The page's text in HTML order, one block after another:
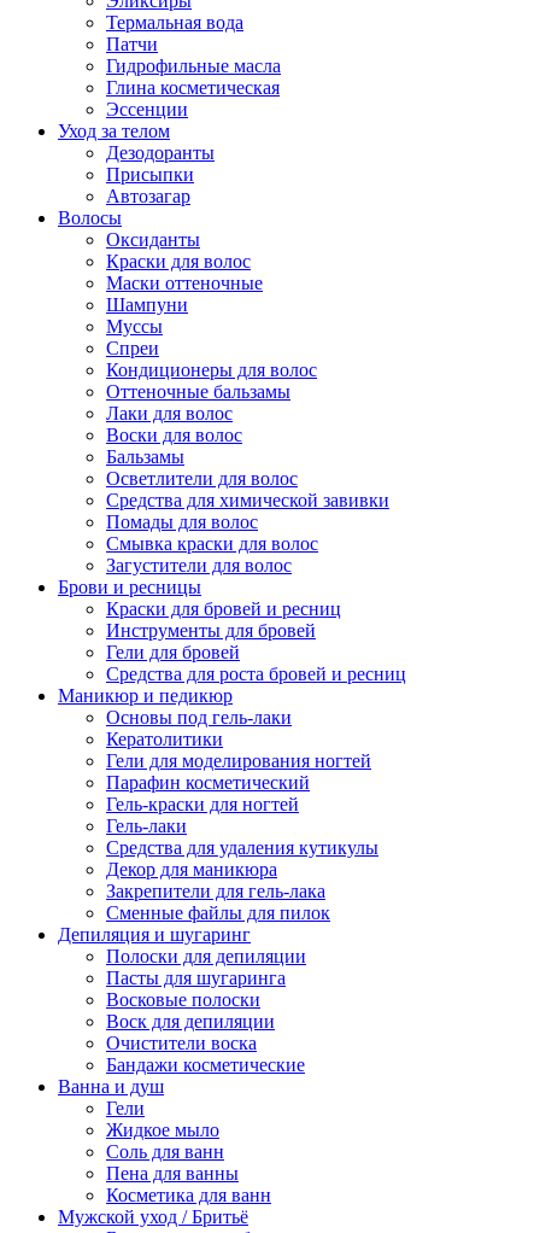
Термальная вода
Патчи
Гидрофильные масла
Глина косметическая
Эссенции
Уход за телом
Дезодоранты
Присыпки
Автозагар
Волосы
Оксиданты
Краски для волос
Маски оттеночные
Шампуни
Муссы
Спреи
Кондиционеры для волос
Оттеночные бальзамы
Лаки для волос
Воски для волос
Бальзамы
Осветлители для волос
Средства для химической завивки
Помады для волос
Смывка краски для волос
Загустители для волос
Брови и ресницы
Краски для бровей и ресниц
Инструменты для бровей
Гели для бровей
Средства для роста бровей и ресниц
Маникюр и педикюр
Основы под гель-лаки
Кератолитики
Гели для моделирования ногтей
Парафин косметический
Гель-краски для ногтей
Гель-лаки
Средства для удаления кутикулы
Декор для маникюра
Закрепители для гель-лака
Сменные файлы для пилок
Депиляция и шугаринг
Полоски для депиляции
Пасты для шугаринга
Восковые полоски
Воск для депиляции
Очистители воска
Бандажи косметические
Ванна и душ
Гели
Жидкое мыло
Соль для ванн
Пена для ванны
Косметика для ванн
Мужской уход / Бритьё